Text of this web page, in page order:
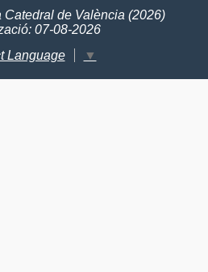
de València (2026)
07-08-2026
Language
▼